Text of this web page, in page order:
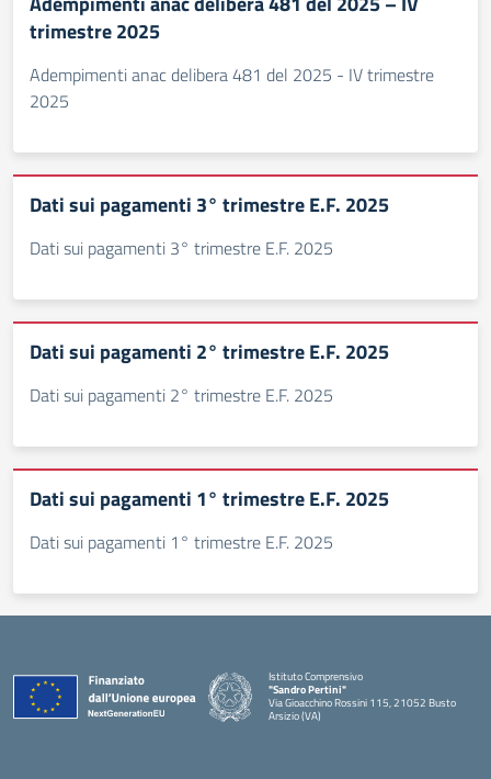
trimestre 2025
Adempimenti anac delibera 481 del 2025 - IV trimestre
2025
Dati sui pagamenti 3° trimestre E.F. 2025
Dati sui pagamenti 3° trimestre E.F. 2025
Dati sui pagamenti 2° trimestre E.F. 2025
Dati sui pagamenti 2° trimestre E.F. 2025
Dati sui pagamenti 1° trimestre E.F. 2025
Dati sui pagamenti 1° trimestre E.F. 2025
Istituto Comprensivo
"Sandro Pertini"
Via Gioacchino Rossini 115, 21052 Busto
Arsizio (VA)